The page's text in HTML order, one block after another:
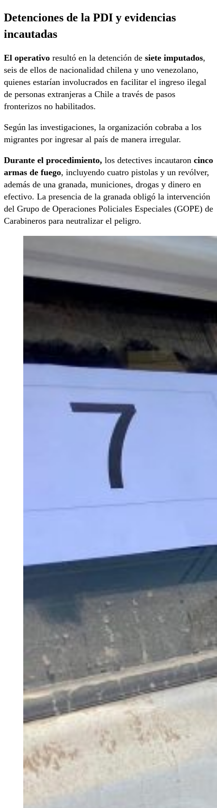
Detenciones de la PDI y evidencias
incautadas
El operativo resultó en la detención de siete imputados,
seis de ellos de nacionalidad chilena y uno venezolano,
quienes estarían involucrados en facilitar el ingreso ilegal
de personas extranjeras a Chile a través de pasos
fronterizos no habilitados.
Según las investigaciones, la organización cobraba a los
migrantes por ingresar al país de manera irregular.
Durante el procedimiento, los detectives incautaron cinco
armas de fuego, incluyendo cuatro pistolas y un revólver,
además de una granada, municiones, drogas y dinero en
efectivo. La presencia de la granada obligó la intervención
del Grupo de Operaciones Policiales Especiales (GOPE) de
Carabineros para neutralizar el peligro.